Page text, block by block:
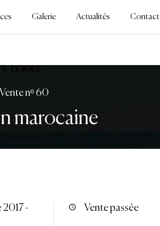
Galerie Actualités Contact
Vente nᵒ 60
marocaine
-
Vente passée